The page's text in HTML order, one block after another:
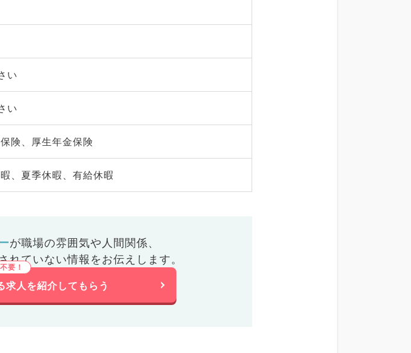
い
い
険、厚生年金保険
、夏季休暇、有給休暇
が職場の雰囲気や人間関係、
れていない情報をお伝えします。
求人を紹介してもらう